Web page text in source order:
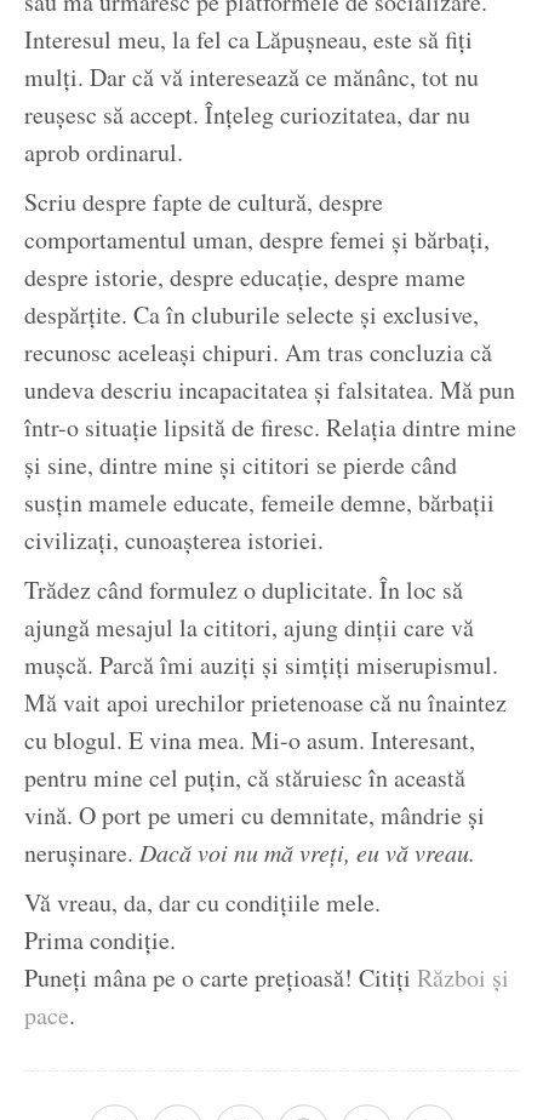
Interesul meu, la fel ca Lăpușneau, este să fiți
mulți. Dar că vă interesează ce mănânc, tot nu
reușesc să accept. Înțeleg curiozitatea, dar nu
aprob ordinarul.
Scriu despre fapte de cultură, despre
comportamentul uman, despre femei și bărbați,
despre istorie, despre educație, despre mame
despărțite. Ca în cluburile selecte și exclusive,
recunosc aceleași chipuri. Am tras concluzia că
undeva descriu incapacitatea și falsitatea. Mă pun
într-o situație lipsită de firesc. Relația dintre mine
și sine, dintre mine și cititori se pierde când
susțin mamele educate, femeile demne, bărbații
civilizați, cunoașterea istoriei.
Trădez când formulez o duplicitate. În loc să
ajungă mesajul la cititori, ajung dinții care vă
mușcă. Parcă îmi auziți și simțiți miserupismul.
Mă vait apoi urechilor prietenoase că nu înaintez
cu blogul. E vina mea. Mi-o asum. Interesant,
pentru mine cel puțin, că stăruiesc în această
vină. O port pe umeri cu demnitate, mândrie și
nerușinare. Dacă voi nu mă vreți, eu vă vreau.
Vă vreau, da, dar cu condițiile mele.
Prima condiție.
Puneți mâna pe o carte prețioasă! Citiți Război și
pace.